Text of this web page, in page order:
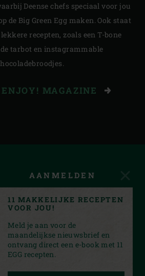
Deense chefs speciaal voor jou
de Big Green Egg maken. Ook staat
recepten, zoals een T-bone
tarbot en instagrammable
MAGAZINE
AANMELDEN
11 MAKKELIJKE RECEPTEN
VOOR JOU!
Meld je aan voor de
maandelijkse nieuwsbrief en
ontvang direct een e-book met 11
EGG recepten.